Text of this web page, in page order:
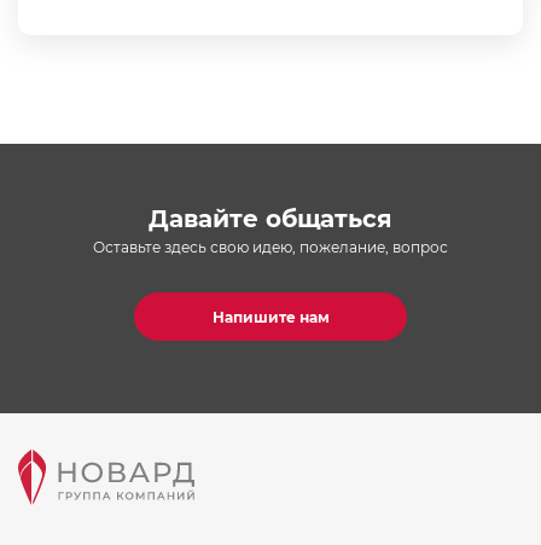
Давайте общаться
Оставьте здесь свою идею, пожелание, вопрос
Напишите нам